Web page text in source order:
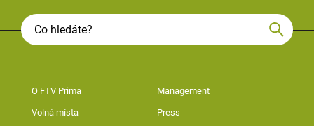
O FTV Prima Management
Volná místa Press